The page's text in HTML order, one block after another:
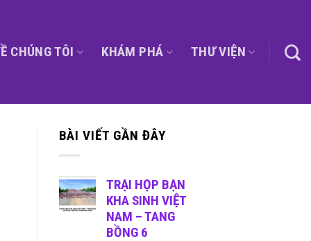
CHÚNG TÔI KHÁM PHÁ THƯ VIỆN
BÀI VIẾT GẦN ĐÂY
TRẠI HỌP BẠN
KHA SINH VIỆT
NAM – TANG
BỒNG 6